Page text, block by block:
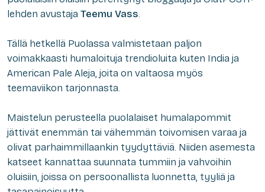
lehden avustaja Teemu Vass.
Tällä hetkellä Puolassa valmistetaan paljon
voimakkaasti humaloituja trendioluita kuten India ja
American Pale Aleja, joita on valtaosa myös
teemaviikon tarjonnasta.
Maistelun perusteella puolalaiset humalapommit
jättivät enemmän tai vähemmän toivomisen varaa ja
olivat parhaimmillaankin tyydyttäviä. Niiden asemesta
katseet kannattaa suunnata tummiin ja vahvoihin
oluisiin, joissa on persoonallista luonnetta, tyyliä ja